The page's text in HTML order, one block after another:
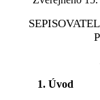
1. Úvod